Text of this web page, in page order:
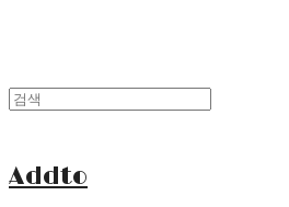
Addto